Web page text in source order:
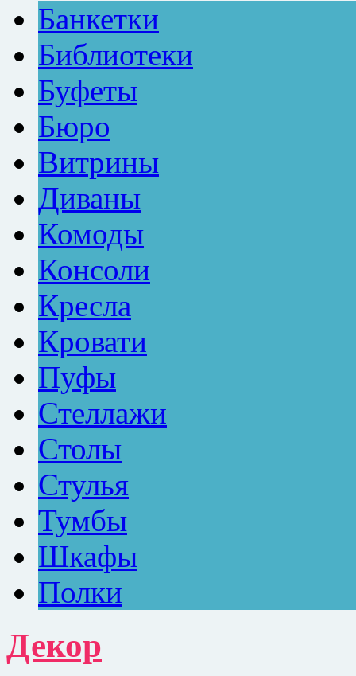
Банкетки
Библиотеки
Буфеты
Бюро
Витрины
Диваны
Комоды
Консоли
Кресла
Кровати
Пуфы
Стеллажи
Столы
Стулья
Тумбы
Шкафы
Полки
Декор